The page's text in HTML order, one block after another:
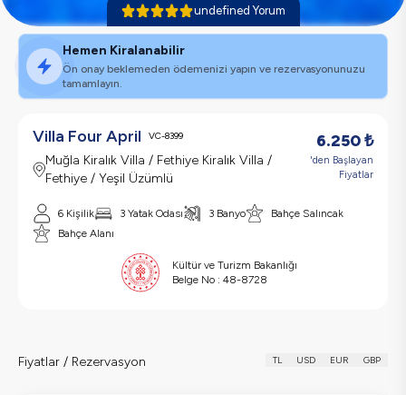
undefined Yorum
Hemen Kiralanabilir
Ön onay beklemeden ödemenizi yapın ve rezervasyonunuzu
tamamlayın.
Villa Four April VC-8399
Muğla Kiralık Villa / Fethiye Kiralık Villa /
Fethiye / Yeşil Üzümlü
6.250₺
'den Başlayan
Fiyatlar
6 Kişilik 3 Yatak Odası 3 Banyo
Bahçe Salıncak
Bahçe Alanı
Kültür ve Turizm Bakanlığı
Belge No : 48-8728
Fiyatlar / Rezervasyon TL USD EUR GBP